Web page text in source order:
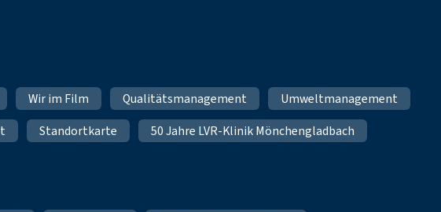
Wir im Film Qualitätsmanagement
Umweltmanagement
Standortkarte 50 Jahre LVR-Klinik Mönchengladbach